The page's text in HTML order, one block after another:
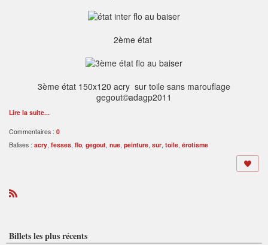
2ème état
3ème état 150x120 acry sur toile sans marouflage
gegout©adagp2011
Lire la suite...
Commentaires : 0
Balises : acry, fesses, flo, gegout, nue, peinture, sur, toile, érotisme
R
Billets les plus récents